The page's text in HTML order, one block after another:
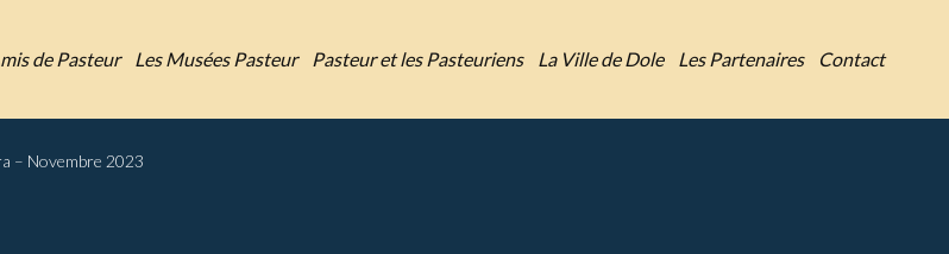
de Pasteur Les Musées Pasteur Pasteur et les Pasteuriens La Ville de Dole Les Partenaires Contact
– Novembre 2023